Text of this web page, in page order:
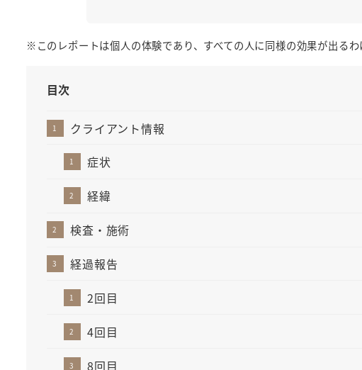
※このレポートは個人の体験であり、すべての人に同様の効果が出るわ
目次
クライアント情報
症状
経緯
検査・施術
経過報告
2回目
4回目
8回目